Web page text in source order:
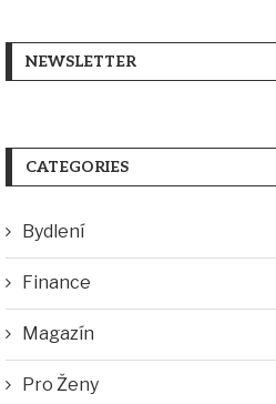
NEWSLETTER
CATEGORIES
Bydlení
Finance
Magazín
Pro Ženy